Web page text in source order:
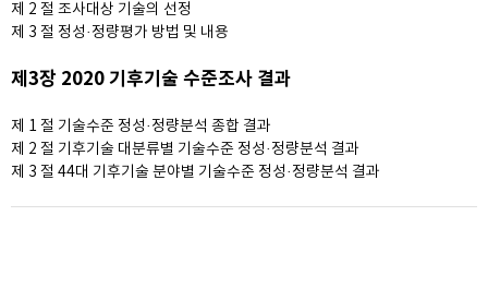
제 2 절 조사대상 기술의 선정
제 3 절 정성·정량평가 방법 및 내용
제3장 2020 기후기술 수준조사 결과
제 1 절 기술수준 정성·정량분석 종합 결과
제 2 절 기후기술 대분류별 기술수준 정성·정량분석 결과
제 3 절 44대 기후기술 분야별 기술수준 정성·정량분석 결과